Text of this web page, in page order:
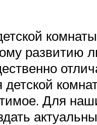
развитию
детской
Для